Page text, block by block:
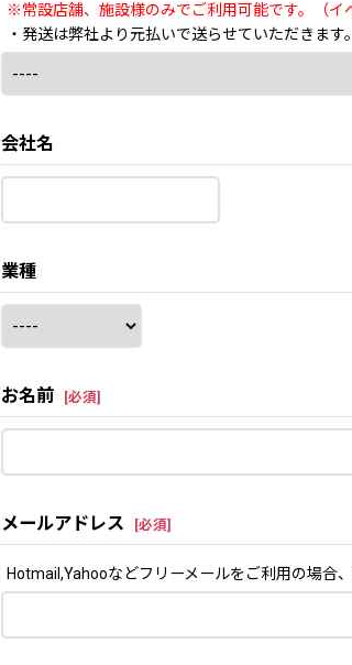
※常設店舗、施設様のみでご利用可能です。（イ
・発送は弊社より元払いで送らせていただきま
会社名
業種
お名前 [必須]
メールアドレス [必須]
Hotmail,Yahooなどフリーメールをご利用の場合